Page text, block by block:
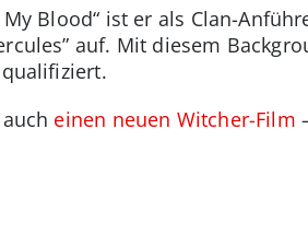
Blood“ ist er als Clan-
auf. Mit diesem
einen neuen Witcher-Film